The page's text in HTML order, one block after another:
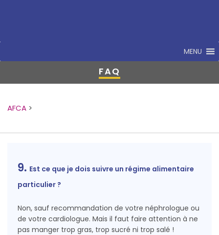
MENU
FAQ
AFCA >
9. Est ce que je dois suivre un régime alimentaire
particulier ?
Non, sauf recommandation de votre néphrologue ou
de votre cardiologue. Mais il faut faire attention à ne
pas manger trop gras, trop sucré ni trop salé !